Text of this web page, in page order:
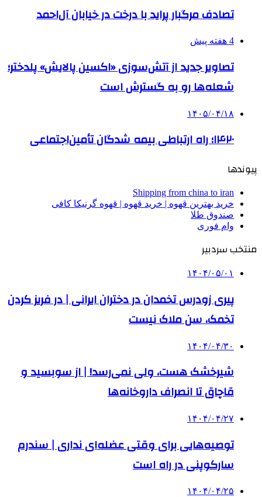
تصادف مرگبار پراید با درخت در خیابان آل‌احمد
4 هفته پیش
تصاویر جدید از آتش‌سوزی «اکسین پالایش» پلدختر؛
شعله‌ها رو به گسترش است
۱۴۰۵/۰۴/۱۸
۱۴۲۰؛ راه ارتباطی بیمه شدگان تأمین‌اجتماعی
پیوندها
Shipping from china to iran
خرید بهترین قهوه | خرید قهوه | قهوه گرنیکا کافی
صندوق طلا
وام فوری
منتخب سردبیر
۱۴۰۴/۰۵/۰۱
پیری زودرس تخمدان در دختران ایرانی | در فریز کردن
تخمک، سن ملاک نیست
۱۴۰۴/۰۴/۳۰
شیرخشک هست، ولی نمی‌رسد! | از سوبسید و
قاچاق تا انصراف داروخانه‌ها
۱۴۰۴/۰۴/۲۷
توصیه‌هایی برای وقتی عضله‌ای نداری | سندرم
سارکوپنی در راه است
۱۴۰۴/۰۴/۲۵